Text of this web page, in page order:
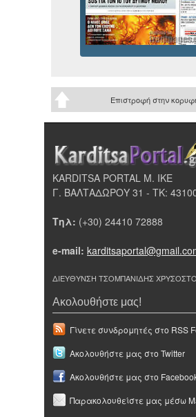
Επιστροφή στην
KARDITSA PORTAL Μ. ΙΚΕ
Γ. ΒΑΛΤΑΔΩΡΟΥ 31 - ΤΚ:
Τηλ: (+30) 24410 72888
e-mail:
ΔΙΕΥΘΥΝΣΗ ΤΣΟΜΠΑΝΙΔΗΣ
Ακολουθήστε μας!
Γίνετε συνδρομητές στο RSS
Ακολουθήστε μας στο Twitter
Ακολουθήστε μας στο
Παρακολουθείστε μας μέσω